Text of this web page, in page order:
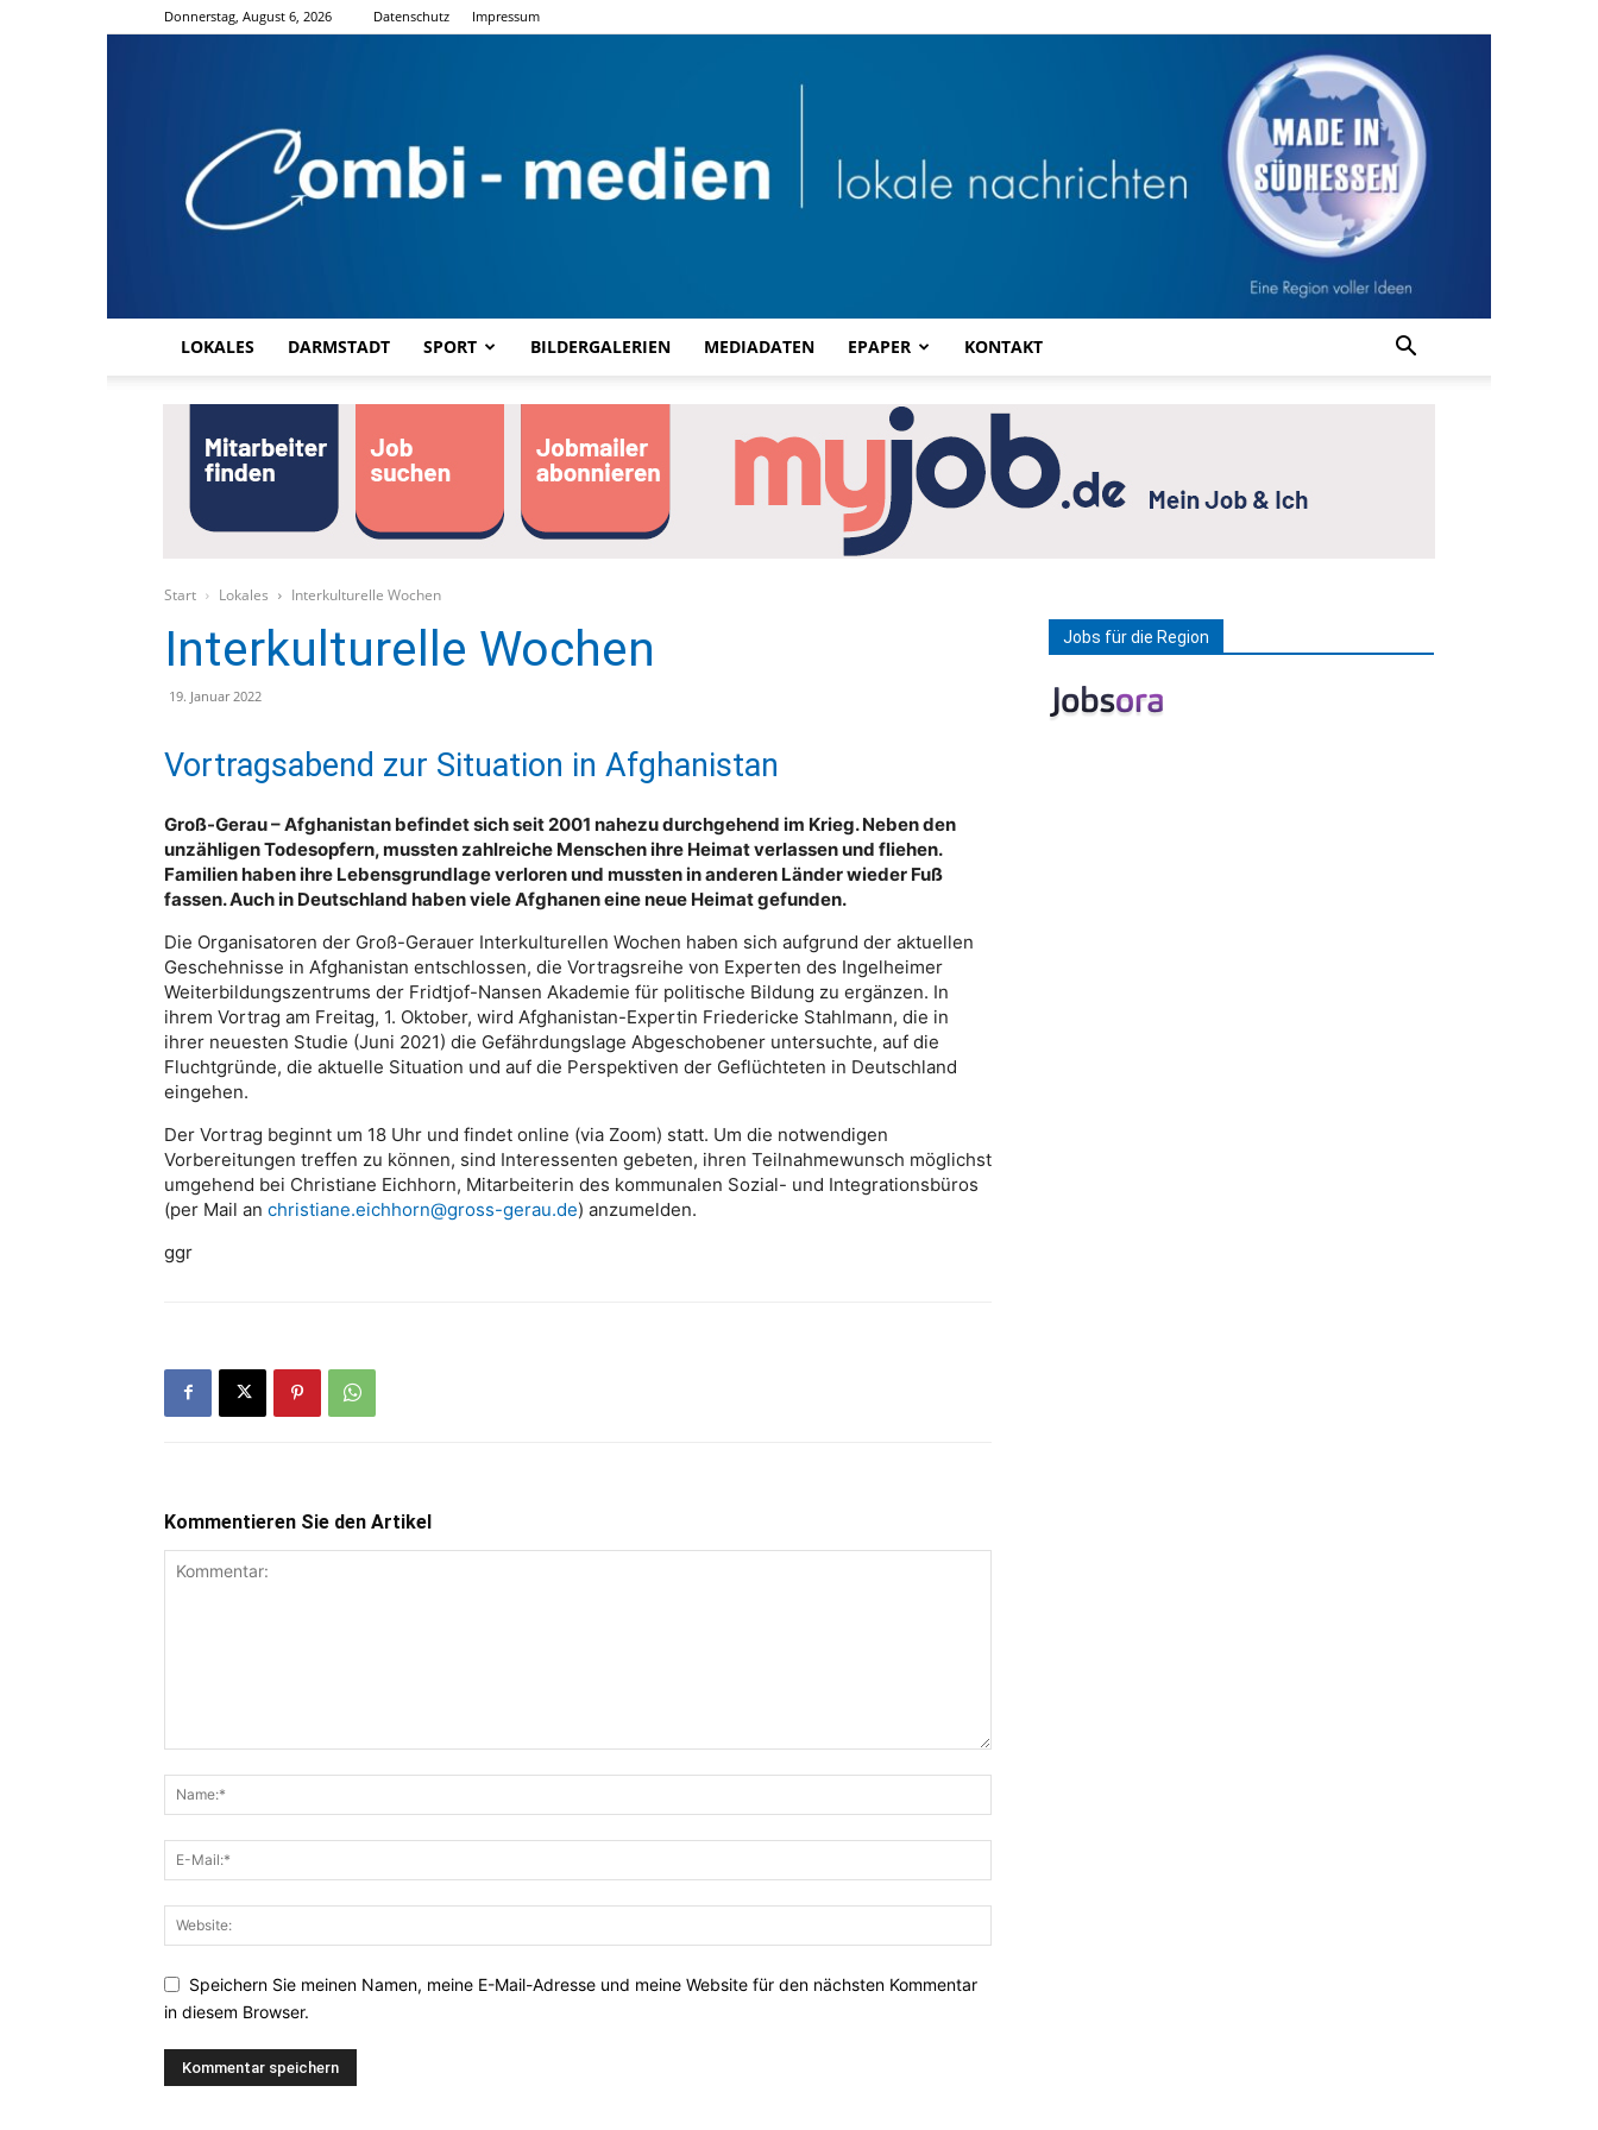
Donnerstag, August 6, 2026 Datenschutz Impressum
LOKALES DARMSTADT SPORT BILDERGALERIEN MEDIADATEN EPAPER KONTAKT
Start Lokales Interkulturelle Wochen
Interkulturelle Wochen
19. Januar 2022
Vortragsabend zur Situation in Afghanistan
Groß-Gerau – Afghanistan befindet sich seit 2001 nahezu durchgehend im Krieg. Neben den
unzähligen Todesopfern, mussten zahlreiche Menschen ihre Heimat verlassen und fliehen.
Familien haben ihre Lebensgrundlage verloren und mussten in anderen Länder wieder Fuß
fassen. Auch in Deutschland haben viele Afghanen eine neue Heimat gefunden.
Die Organisatoren der Groß-Gerauer Interkulturellen Wochen haben sich aufgrund der aktuellen
Geschehnisse in Afghanistan entschlossen, die Vortragsreihe von Experten des Ingelheimer
Weiterbildungszentrums der Fridtjof-Nansen Akademie für politische Bildung zu ergänzen. In
ihrem Vortrag am Freitag, 1. Oktober, wird Afghanistan-Expertin Friedericke Stahlmann, die in
ihrer neuesten Studie (Juni 2021) die Gefährdungslage Abgeschobener untersuchte, auf die
Fluchtgründe, die aktuelle Situation und auf die Perspektiven der Geflüchteten in Deutschland
eingehen.
Der Vortrag beginnt um 18 Uhr und findet online (via Zoom) statt. Um die notwendigen
Vorbereitungen treffen zu können, sind Interessenten gebeten, ihren Teilnahmewunsch möglichst
umgehend bei Christiane Eichhorn, Mitarbeiterin des kommunalen Sozial- und Integrationsbüros
(per Mail an christiane.eichhorn@gross-gerau.de) anzumelden.
ggr
Kommentieren Sie den Artikel
Speichern Sie meinen Namen, meine E-Mail-Adresse und meine Website für den nächsten Kommentar
in diesem Browser.
Jobs für die Region